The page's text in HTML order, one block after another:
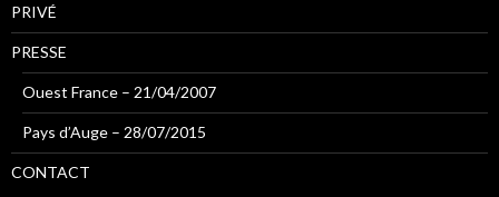
PRIVÉ
PRESSE
Ouest France – 21/04/2007
Pays d’Auge – 28/07/2015
CONTACT